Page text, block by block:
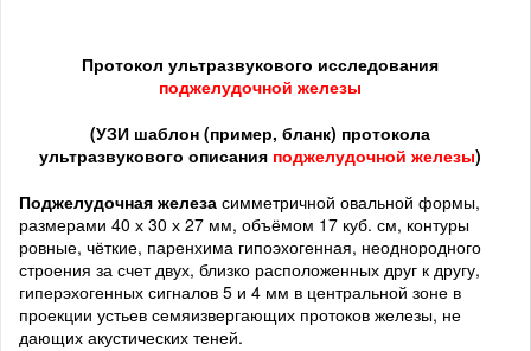
Протокол ультразвукового исследования
поджелудочной железы
(УЗИ шаблон (пример, бланк) протокола
ультразвукового описания поджелудочной железы)
Поджелудочная железа симметричной овальной формы,
размерами 40 х 30 х 27 мм, объёмом 17 куб. см, контуры
ровные, чёткие, паренхима гипоэхогенная, неоднородного
строения за счет двух, близко расположенных друг к другу,
гиперэхогенных сигналов 5 и 4 мм в центральной зоне в
проекции устьев семяизвергающих протоков железы, не
дающих акустических теней.